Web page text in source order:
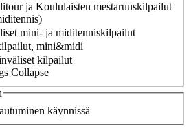
ja Koululaisten mestaruuskilpailut
mini- ja miditenniskilpailut
mini&midi
kilpailut
Collapse
käynnissä